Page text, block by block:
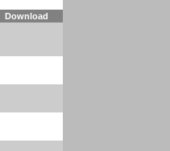
Download